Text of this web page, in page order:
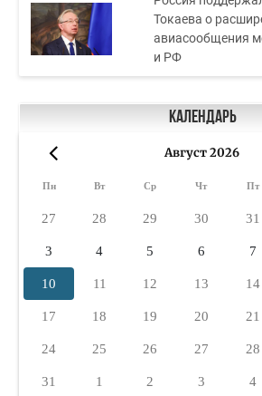
Токаева о
авиасообщения
и РФ
Календарь
Август 2026
Пн Вт Ср Чт Пт
27 28 29 30 31
3 4 5 6 7
10 11 12 13 14
17 18 19 20 21
24 25 26 27 28
31 1 2 3 4